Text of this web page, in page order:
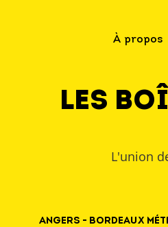
À propos
Les
L'union
Angers - Bordeaux